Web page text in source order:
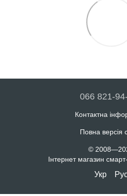
066 821-
Контактна
Повна версія
©
Інтернет магазин
Укр